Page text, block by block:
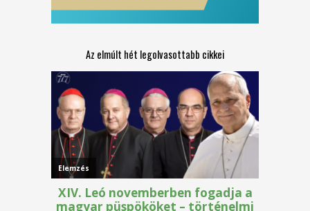
Az elmúlt hét legolvasottabb cikkei